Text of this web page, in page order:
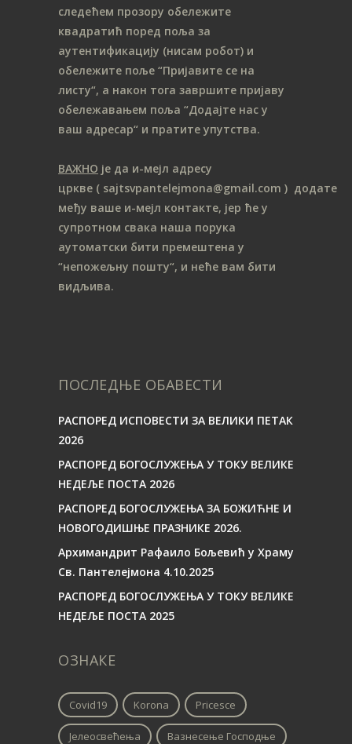
следећем прозору обележите
квадратић поред поља за
аутентификацију (нисам робот) и
обележите поље “Пријавите се на
листу“, а након тога завршите пријаву
обележавањем поља “Додајте нас у
ваш адресар“ и пратите упутства.
ВАЖНО је да и-мејл адресу
цркве ( sajtsvpantelejmona@gmail.com ) додате
међу ваше и-мејл контакте, јер ће у
супротном свака наша порука
аутоматски бити премештена у
“непожељну пошту“, и неће вам бити
видљива.
ПОСЛЕДЊЕ ОБАВЕСТИ
РАСПОРЕД ИСПОВЕСТИ ЗА ВЕЛИКИ ПЕТАК
2026
РАСПОРЕД БОГОСЛУЖЕЊА У ТОКУ ВЕЛИКЕ
НЕДЕЉЕ ПОСТА 2026
РАСПОРЕД БОГОСЛУЖЕЊА ЗА БОЖИЋНЕ И
НОВОГОДИШЊЕ ПРАЗНИКЕ 2026.
Архимандрит Рафаило Бољевић у Храму
Св. Пантелејмона 4.10.2025
РАСПОРЕД БОГОСЛУЖЕЊА У ТОКУ ВЕЛИКЕ
НЕДЕЉЕ ПОСТА 2025
ОЗНАКЕ
Covid19 Korona Pricesce
Јелеосвећења Вазнесење Господње